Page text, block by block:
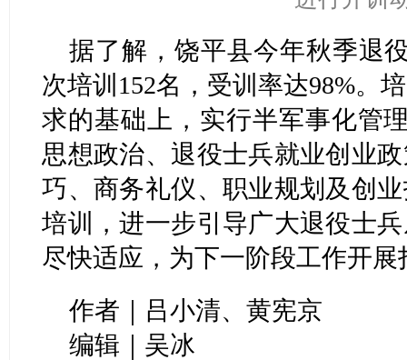
据了解，饶平县今年秋季退
次培训152名，受训率达98%。
求的基础上，实行半军事化管
思想政治、退役士兵就业创业
巧、商务礼仪、职业规划及创
培训，进一步引导广大退役士
尽快适应，为下一阶段工作开
作者｜吕小清、黄宪京
编辑｜吴冰